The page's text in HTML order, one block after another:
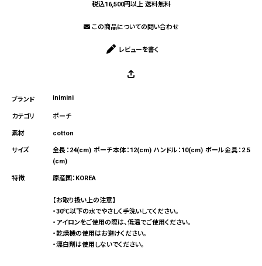
税込16,500円以上 送料無料
この商品についての問い合わせ
レビューを書く
inimini
ポーチ
cotton
全長：24(cm) ポーチ本体：12(cm) ハンドル：10(cm) ボール金具：2.5
(cm)
原産国：KOREA
【お取り扱い上の注意】
・30℃以下の水でやさしく手洗いしてください。
・アイロンをご使用の際は、低温でご使用ください。
・乾燥機の使用はお避けください。
・漂白剤は使用しないでください。